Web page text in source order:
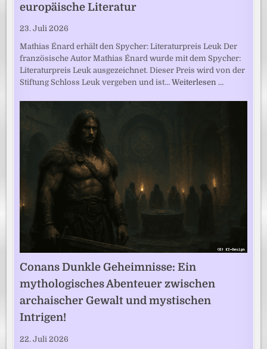
europäische Literatur
23. Juli 2026
Mathias Énard erhält den Spycher: Literaturpreis Leuk Der
französische Autor Mathias Énard wurde mit dem Spycher:
Literaturpreis Leuk ausgezeichnet. Dieser Preis wird von der
Stiftung Schloss Leuk vergeben und ist…Weiterlesen …
Conans Dunkle Geheimnisse: Ein
mythologisches Abenteuer zwischen
archaischer Gewalt und mystischen
Intrigen!
22. Juli 2026